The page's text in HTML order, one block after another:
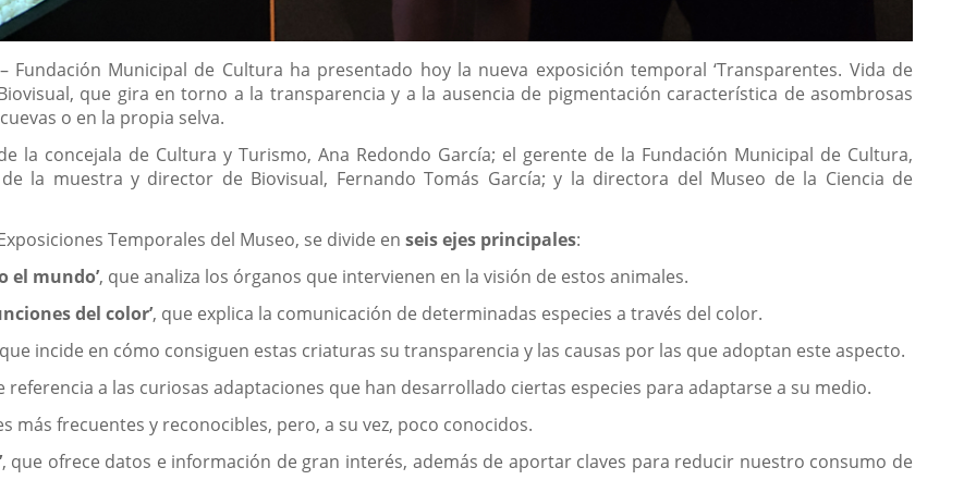
Fundación Municipal de Cultura ha presentado hoy la nueva exposición temporal ‘Transparentes. Vida de
que gira en torno a la transparencia y a la ausencia de pigmentación característica de asombrosas
o en la propia selva.
la concejala de Cultura y Turismo, Ana Redondo García; el gerente de la Fundación Municipal de Cultura,
la muestra y director de Biovisual, Fernando Tomás García; y la directora del Museo de la Ciencia de
Temporales del Museo, se divide enseis ejes principales:
el mundo’, que analiza los órganos que intervienen en la visión de estos animales.
del color’, que explica la comunicación de determinadas especies a través del color.
incide en cómo consiguen estas criaturas su transparencia y las causas por las que adoptan este aspecto.
referencia a las curiosas adaptaciones que han desarrollado ciertas especies para adaptarse a su medio.
más frecuentes y reconocibles, pero, a su vez, poco conocidos.
, que ofrece datos e información de gran interés, además de aportar claves para reducir nuestro consumo de